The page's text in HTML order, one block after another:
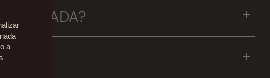
PAPADA?
grasa para remodelar una zona, no existe la posibilidad
siempre y cuando el paciente no aumente de peso
a